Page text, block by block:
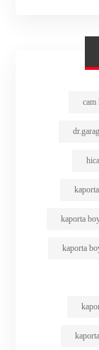
cam
kaporta
kaporta